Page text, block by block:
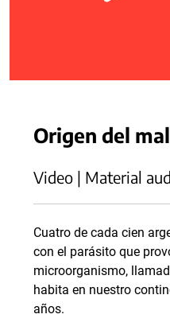
Origen del
Video | Material
Cuatro de cada cien
con el parásito que
microorganismo,
habita en nuestro
años.